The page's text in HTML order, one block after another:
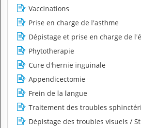
Vaccinations
Prise en charge de l'asthme
Dépistage et prise en charge de
Phytotherapie
Cure d'hernie inguinale
Appendicectomie
Frein de la langue
Traitement des troubles
Dépistage des troubles visuels /